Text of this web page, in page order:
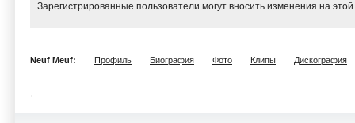
Зарегистрированные пользователи могут вносить изменения на
Neuf Meuf: Профиль Биография Фото Клипы Дискография